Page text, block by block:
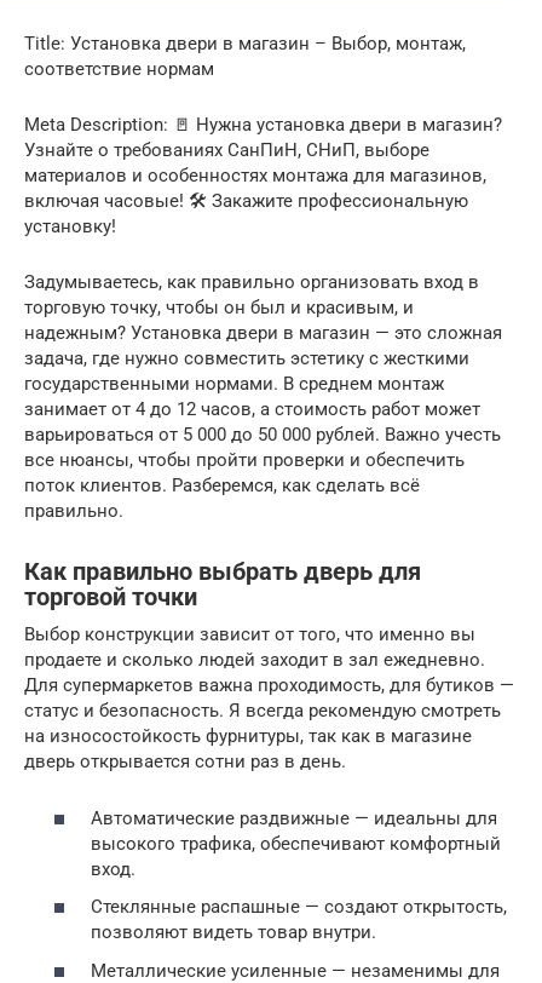
Title: Установка двери в магазин – Выбор, монтаж,
соответствие нормам
Meta Description: 🚪 Нужна установка двери в магазин?
Узнайте о требованиях СанПиН, СНиП, выборе
материалов и особенностях монтажа для магазинов,
включая часовые! 🛠️ Закажите профессиональную
установку!
Задумываетесь, как правильно организовать вход в
торговую точку, чтобы он был и красивым, и
надежным? Установка двери в магазин — это сложная
задача, где нужно совместить эстетику с жесткими
государственными нормами. В среднем монтаж
занимает от 4 до 12 часов, а стоимость работ может
варьироваться от 5 000 до 50 000 рублей. Важно учесть
все нюансы, чтобы пройти проверки и обеспечить
поток клиентов. Разберемся, как сделать всё
правильно.
Как правильно выбрать дверь для
торговой точки
Выбор конструкции зависит от того, что именно вы
продаете и сколько людей заходит в зал ежедневно.
Для супермаркетов важна проходимость, для бутиков —
статус и безопасность. Я всегда рекомендую смотреть
на износостойкость фурнитуры, так как в магазине
дверь открывается сотни раз в день.
Автоматические раздвижные — идеальны для
высокого трафика, обеспечивают комфортный
вход.
Стеклянные распашные — создают открытость,
позволяют видеть товар внутри.
Металлические усиленные — незаменимы для